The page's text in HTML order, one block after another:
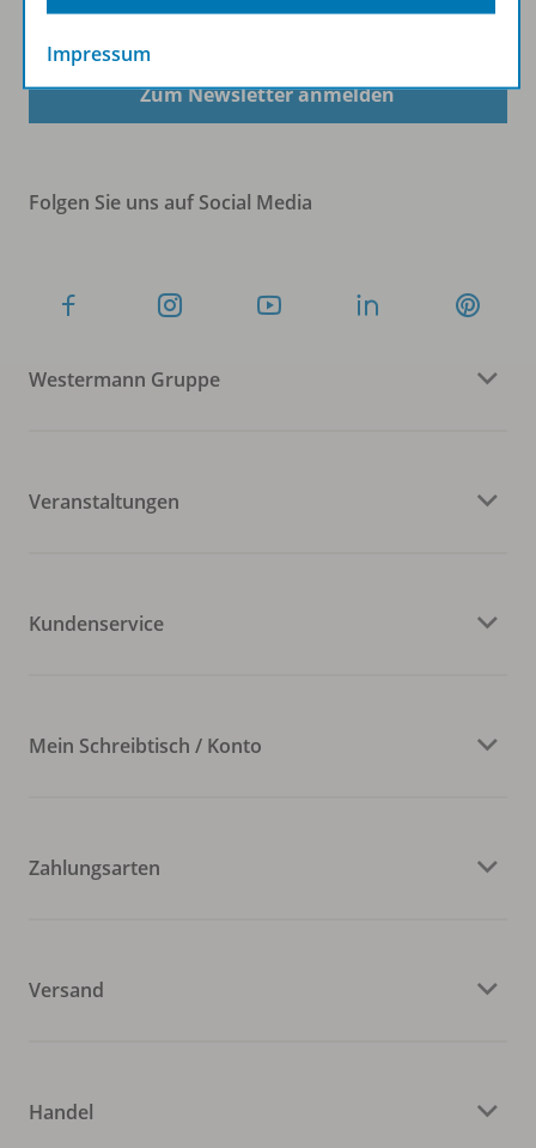
Sofort profitieren
Zum Newsletter anmelden
Folgen Sie uns auf Social Media
Westermann Gruppe
Veranstaltungen
Kundenservice
Mein Schreibtisch / Konto
Zahlungsarten
Versand
Handel
Impressum